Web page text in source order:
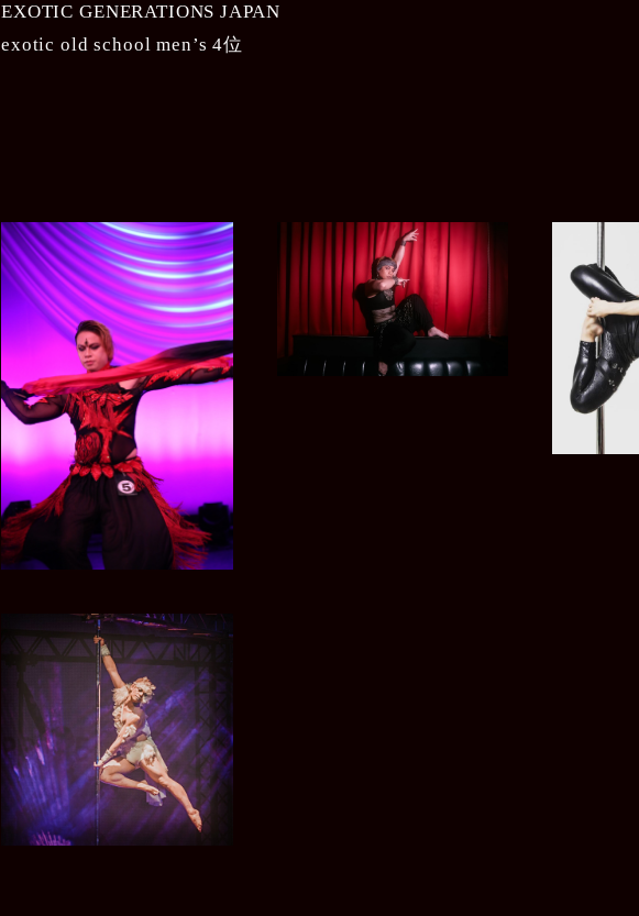
EXOTIC GENERATIONS JAPAN
exotic old school men’s 4位